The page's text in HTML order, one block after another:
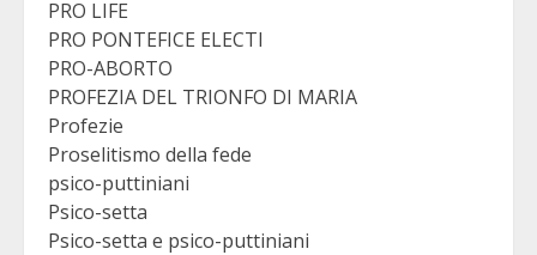
PRO LIFE
PRO PONTEFICE ELECTI
PRO-ABORTO
PROFEZIA DEL TRIONFO DI MARIA
Profezie
Proselitismo della fede
psico-puttiniani
Psico-setta
Psico-setta e psico-puttiniani